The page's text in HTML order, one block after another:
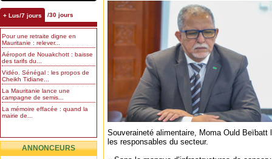
+ Lus/7 jours /30 jours
Pour une retraite digne en
Mauritanie : relever...
Aéroport de Nouakchott : baisse
des tarifs du...
Vidéo. Sénégal : les propos de
Cheikh Tidiane...
La Mauritanie lance une
campagne de semis...
La mémoire effacée : quand la
mairie de...
ANNONCEURS
Souveraineté alimentaire, Moma Ould Beïbatt
les responsables du secteur.